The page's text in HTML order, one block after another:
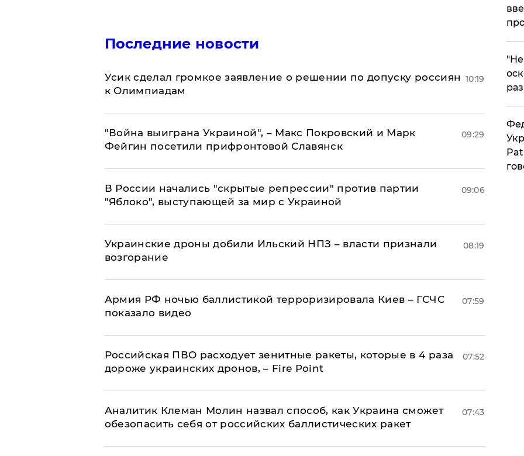
Последние новости
Усик сделал громкое заявление о решении по допуску россиян
к Олимпиадам
10:19
"Война выиграна Украиной", – Макс Покровский и Марк
Фейгин посетили прифронтовой Славянск
09:29
В России начались "скрытые репрессии" против партии
"Яблоко", выступающей за мир с Украиной
09:06
Украинские дроны добили Ильский НПЗ – власти признали
возгорание
08:19
Армия РФ ночью баллистикой терроризировала Киев – ГСЧС
показало видео
07:59
Российская ПВО расходует зенитные ракеты, которые в 4 раза
дороже украинских дронов, – Fire Point
07:52
Аналитик Клеман Молин назвал способ, как Украина сможет
обезопасить себя от российских баллистических ракет
07:43